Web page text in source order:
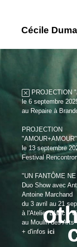
Cécile
PROJECTION
le 6 septembre
au Repaire à
PROJECTION
"AMOUR+AMOUR"
le 13 septembre
Festival
"UN FANTÔME
Duo Show avec
Antoine Marchand
du 3 avril au 21
à l'Atelier Blanc -
au Moulin des Arts
+ d'infos ici